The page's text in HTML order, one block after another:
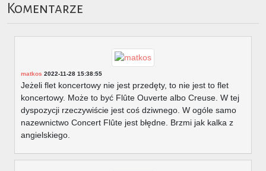
Komentarze
matkos 2022-11-28 15:38:55
Jeżeli flet koncertowy nie jest przedęty, to nie jest to flet
koncertowy. Może to być Flûte Ouverte albo Creuse. W tej
dyspozycji rzeczywiście jest coś dziwnego. W ogóle samo
nazewnictwo Concert Flûte jest błędne. Brzmi jak kalka z
angielskiego.